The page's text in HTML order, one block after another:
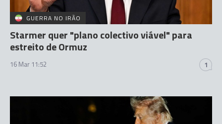
GUERRA NO IRÃO
Starmer quer "plano colectivo viável" para
estreito de Ormuz
16 Mar 11:52 1